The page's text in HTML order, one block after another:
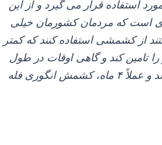
استفاده قرار می‌ گیرد و از این
است که مردمان کشورمان خیلی
از کشمشی استفاده کنند که کمتر
تامین کند و گاهی اوقات در طول
یک فصل کشمشی پیش می‌ آید که به عنوان مثال موجودی محصول فوق در اردیبهشت ماه به اتمام می‌ رسد و عملاً ۴ ماه، کشمش انگوری فله